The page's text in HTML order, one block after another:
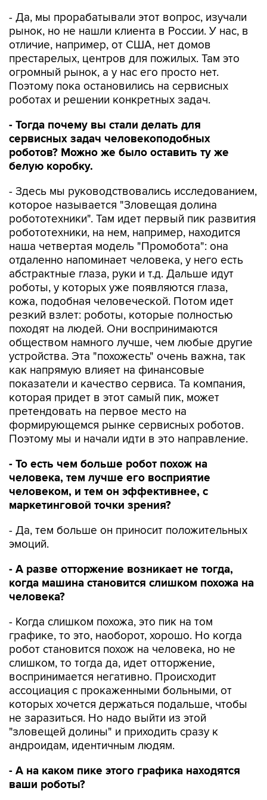
- Да, мы прорабатывали этот вопрос, изучали
рынок, но не нашли клиента в России. У нас, в
отличие, например, от США, нет домов
престарелых, центров для пожилых. Там это
огромный рынок, а у нас его просто нет.
Поэтому пока остановились на сервисных
роботах и решении конкретных задач.
- Тогда почему вы стали делать для
сервисных задач человекоподобных
роботов? Можно же было оставить ту же
белую коробку.
- Здесь мы руководствовались исследованием,
которое называется "Зловещая долина
робототехники". Там идет первый пик развития
робототехники, на нем, например, находится
наша четвертая модель "Промобота": она
отдаленно напоминает человека, у него есть
абстрактные глаза, руки и т.д. Дальше идут
роботы, у которых уже появляются глаза,
кожа, подобная человеческой. Потом идет
резкий взлет: роботы, которые полностью
походят на людей. Они воспринимаются
обществом намного лучше, чем любые другие
устройства. Эта "похожесть" очень важна, так
как напрямую влияет на финансовые
показатели и качество сервиса. Та компания,
которая придет в этот самый пик, может
претендовать на первое место на
формирующемся рынке сервисных роботов.
Поэтому мы и начали идти в это направление.
- То есть чем больше робот похож на
человека, тем лучше его восприятие
человеком, и тем он эффективнее, с
маркетинговой точки зрения?
- Да, тем больше он приносит положительных
эмоций.
- А разве отторжение возникает не тогда,
когда машина становится слишком похожа на
человека?
- Когда слишком похожа, это пик на том
графике, то это, наоборот, хорошо. Но когда
робот становится похож на человека, но не
слишком, то тогда да, идет отторжение,
воспринимается негативно. Происходит
ассоциация с прокаженными больными, от
которых хочется держаться подальше, чтобы
не заразиться. Но надо выйти из этой
"зловещей долины" и приходить сразу к
андроидам, идентичным людям.
- А на каком пике этого графика находятся
ваши роботы?